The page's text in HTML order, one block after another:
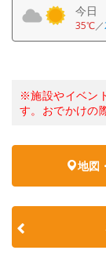
今日
35℃／
※施設やイベン
す。おでかけの
地図